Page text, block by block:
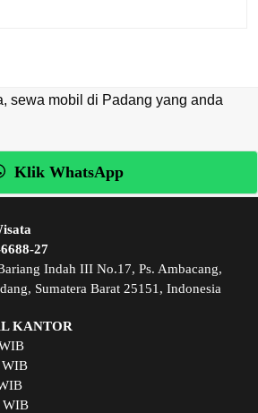
sewa mobil di Padang yang anda
Klik WhatsApp
27
Indah III No.17, Ps. Ambacang,
Sumatera Barat 25151, Indonesia
KANTOR
WIB
WIB